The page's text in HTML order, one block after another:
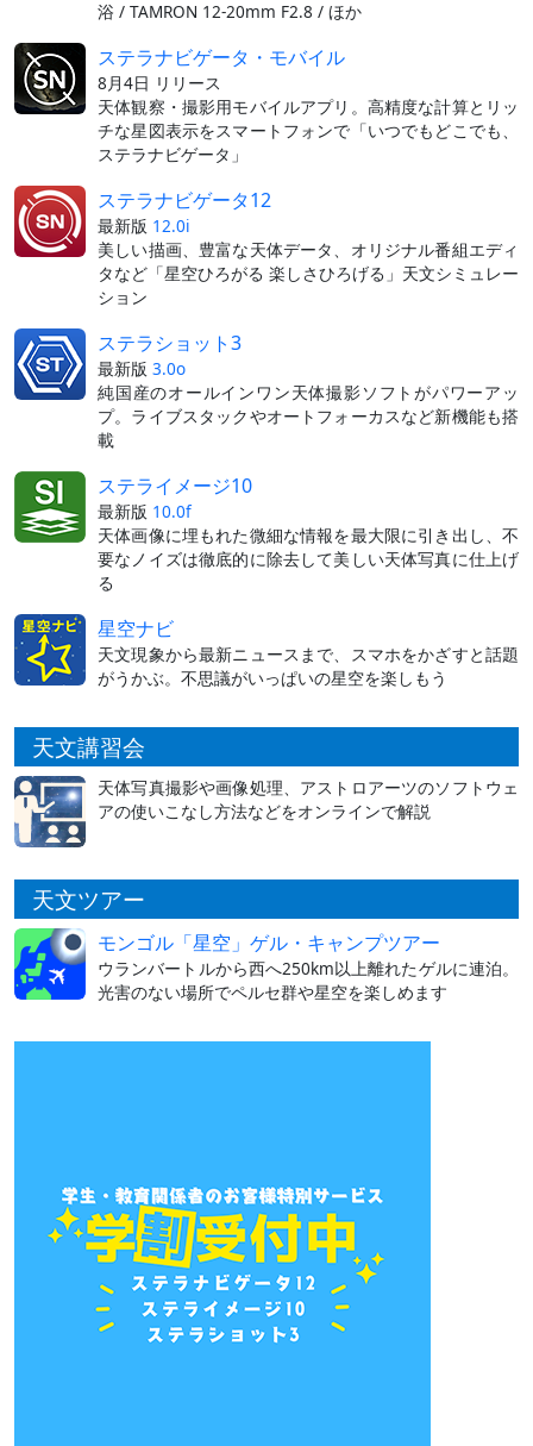
浴 / TAMRON 12-20mm F2.8 / ほか
ステラナビゲータ・モバイル
8月4日 リリース
天体観察・撮影用モバイルアプリ。高精度な計算とリッ
チな星図表示をスマートフォンで「いつでもどこでも、
ステラナビゲータ」
ステラナビゲータ12
最新版 12.0i
美しい描画、豊富な天体データ、オリジナル番組エディ
タなど「星空ひろがる 楽しさひろげる」天文シミュレー
ション
ステラショット3
最新版 3.0o
純国産のオールインワン天体撮影ソフトがパワーアッ
プ。ライブスタックやオートフォーカスなど新機能も搭
載
ステライメージ10
最新版 10.0f
天体画像に埋もれた微細な情報を最大限に引き出し、不
要なノイズは徹底的に除去して美しい天体写真に仕上げ
る
星空ナビ
天文現象から最新ニュースまで、スマホをかざすと話題
がうかぶ。不思議がいっぱいの星空を楽しもう
天文講習会
天体写真撮影や画像処理、アストロアーツのソフトウェ
アの使いこなし方法などをオンラインで解説
天文ツアー
モンゴル「星空」ゲル・キャンプツアー
ウランバートルから西へ250km以上離れたゲルに連泊。
光害のない場所でペルセ群や星空を楽しめます